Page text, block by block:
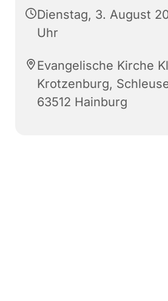
Dienstag, 3. August
Uhr
Evangelische Kirche
Krotzenburg,
63512 Hainburg